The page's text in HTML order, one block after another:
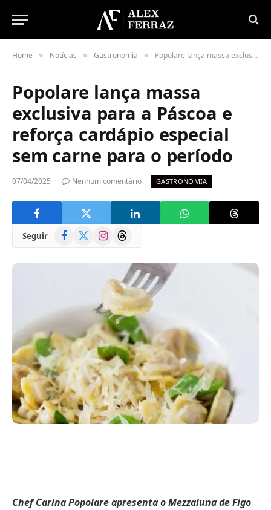
Home » Notícias » Gastronomia » Popolare lança massa exclusiva para a Páscoa e reforça cardápio especial sem carne para o período
Popolare lança massa
exclusiva para a Páscoa e
reforça cardápio especial
sem carne para o período
07/04/2025 Nenhum comentário GASTRONOMIA
Seguir Facebook
(Twitter)
InstagramThreads
Chef Carina Popolare apresenta o Mezzaluna de Figo